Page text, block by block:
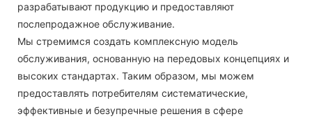
разрабатывают продукцию и предоставляют
послепродажное обслуживание.
Мы стремимся создать комплексную модель
обслуживания, основанную на передовых концепциях и
высоких стандартах. Таким образом, мы можем
предоставлять потребителям систематические,
эффективные и безупречные решения в сфере